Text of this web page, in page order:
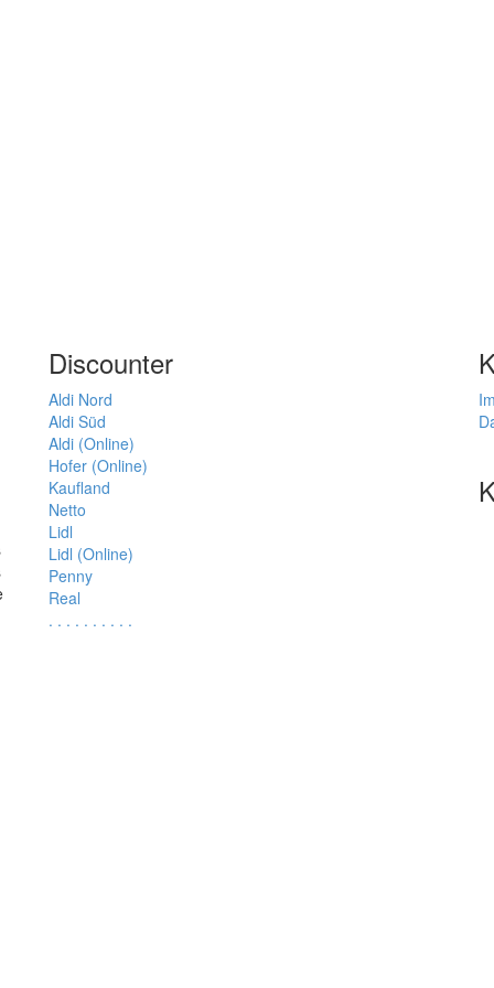
Discounter
Aldi Nord
Aldi Süd
Aldi (Online)
Hofer (Online)
Kaufland
Netto
Lidl
Lidl (Online)
Penny
Real
. . . . . . . . . .